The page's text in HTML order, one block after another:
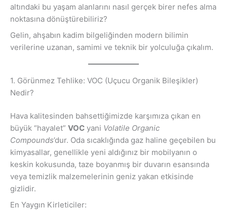
altındaki bu yaşam alanlarını nasıl gerçek birer nefes alma
noktasına dönüştürebiliriz?
Gelin, ahşabın kadim bilgeliğinden modern bilimin
verilerine uzanan, samimi ve teknik bir yolculuğa çıkalım.
1. Görünmez Tehlike: VOC (Uçucu Organik Bileşikler)
Nedir?
Hava kalitesinden bahsettiğimizde karşımıza çıkan en
büyük “hayalet” VOC yani Volatile Organic
Compounds’dur. Oda sıcaklığında gaz haline geçebilen bu
kimyasallar, genellikle yeni aldığınız bir mobilyanın o
keskin kokusunda, taze boyanmış bir duvarın esansında
veya temizlik malzemelerinin geniz yakan etkisinde
gizlidir.
En Yaygın Kirleticiler: